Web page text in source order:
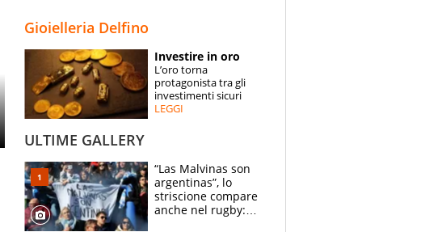
ESPERTI
CONTATTI
Gioielleria Delfino
Investire in oro
L’oro torna
protagonista tra gli
investimenti sicuri
LEGGI
ULTIME GALLERY
“Las Malvinas son
argentinas”, lo
striscione compare
anche nel rugby: